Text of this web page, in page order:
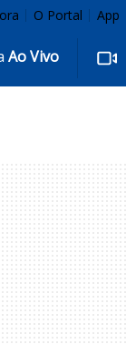
O Portal App
Ao Vivo